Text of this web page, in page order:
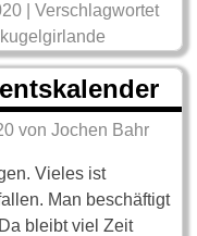
|Verschlagwortet
vonJochen Bahr
Vieles ist
Man beschäftigt
bleibt viel Zeit